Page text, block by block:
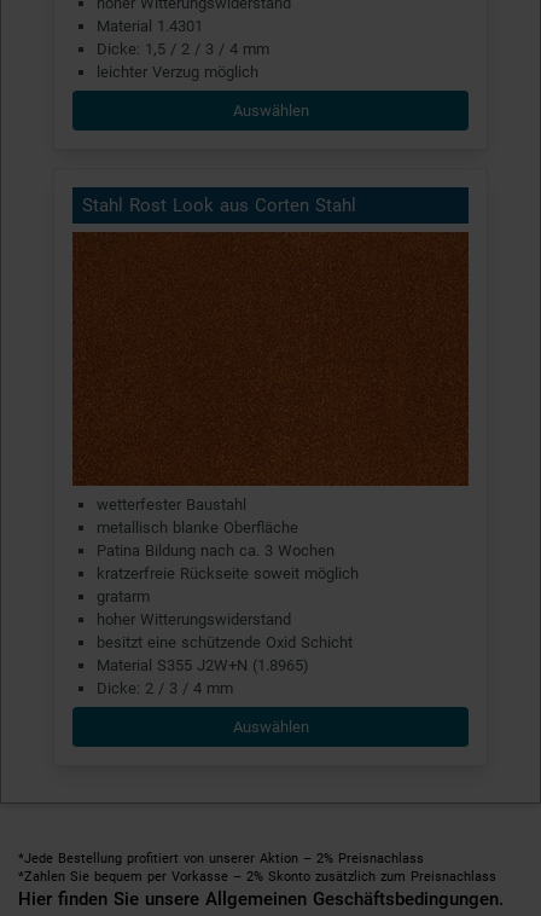
Material 1.4301
Dicke: 1,5 / 2 / 3 / 4 mm
leichter Verzug möglich
Auswählen
Stahl Rost Look aus Corten Stahl
wetterfester Baustahl
metallisch blanke Oberfläche
Patina Bildung nach ca. 3 Wochen
kratzerfreie Rückseite soweit möglich
gratarm
hoher Witterungswiderstand
besitzt eine schützende Oxid Schicht
Material S355 J2W+N (1.8965)
Dicke: 2 / 3 / 4 mm
Auswählen
*Jede Bestellung profitiert von unserer Aktion – 2% Preisnachlass
*Zahlen Sie bequem per Vorkasse – 2% Skonto zusätzlich zum Preisnachlass
Hier finden Sie unsere Allgemeinen Geschäftsbedingungen.